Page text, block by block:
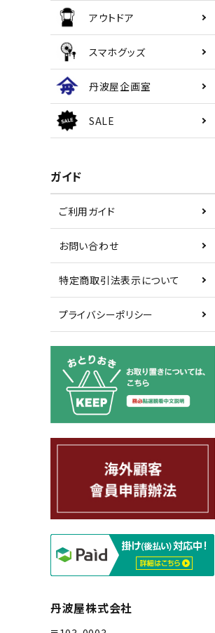
アウトドア
スマホグッズ
丹波屋企画室
SALE
ガイド
ご利用ガイド
お問い合わせ
特定商取引法表示について
プライバシーポリシー
丹波屋株式会社